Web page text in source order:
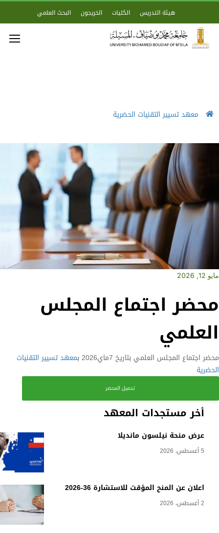
هيئة التدريس الكليات الخريجون البحث العلمي
معهد تسيير التقنيات الحضرية
أخر مستجدات المعهد
عرض منحة نيلسون مانديلا
5 أغسطس، 2026
اعلان عن المنح المؤقت للاستشارة 36-2026
2 أغسطس، 2026
مايو 12, 2026
محضر اجتماع المجلس
العلمي
محضر اجتماع المجلس العلمي بتاريخ 7ماي2026 ب
معهد تسيير التقنيات
الحضرية
تحميل المحضر